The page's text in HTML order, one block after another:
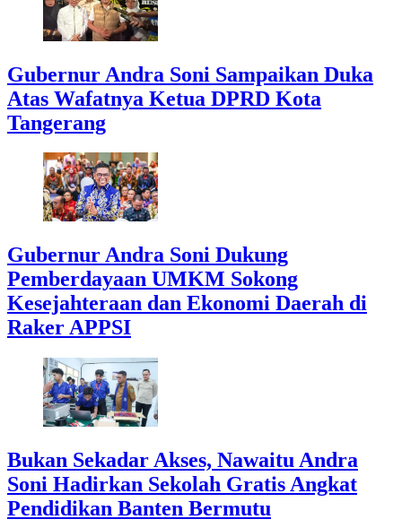
Gubernur Andra Soni Sampaikan Duka
Atas Wafatnya Ketua DPRD Kota
Tangerang
Gubernur Andra Soni Dukung
Pemberdayaan UMKM Sokong
Kesejahteraan dan Ekonomi Daerah di
Raker APPSI
Bukan Sekadar Akses, Nawaitu Andra
Soni Hadirkan Sekolah Gratis Angkat
Pendidikan Banten Bermutu